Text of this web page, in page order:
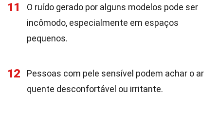
11
O ruído gerado por alguns modelos pode ser
incômodo, especialmente em espaços
pequenos.
12
Pessoas com pele sensível podem achar o ar
quente desconfortável ou irritante.